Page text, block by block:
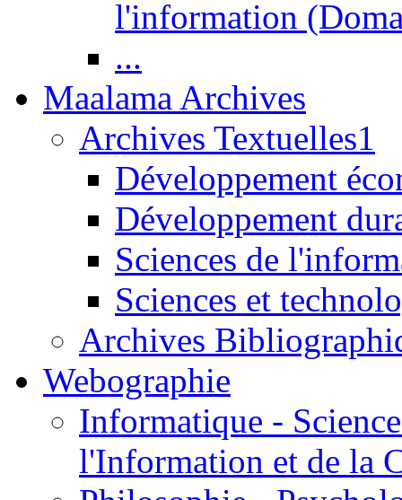
l'information
...
Maalama Archives
Archives Textuelles1
Développement
Développement
Sciences de
Sciences et
Archives
Webographie
Informatique -
l'Information et de la